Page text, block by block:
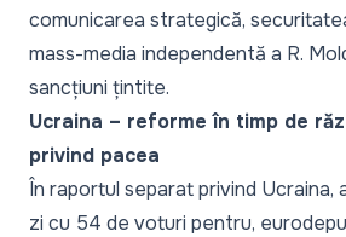
comunicarea strategică,
mass-media independentă a R.
sancțiuni țintite.
Ucraina – reforme în timp de
privind pacea
În raportul separat privind Ucraina,
zi cu 54 de voturi pentru,